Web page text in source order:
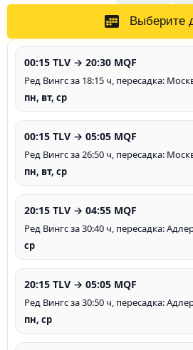
Выберите
00:15 TLV → 20:30 MQF
Ред Вингс за 18:15 ч, пересадка:
пн, вт, ср
00:15 TLV → 05:05 MQF
Ред Вингс за 26:50 ч, пересадка:
пн, вт, ср
20:15 TLV → 04:55 MQF
Ред Вингс за 30:40 ч, пересадка:
ср
20:15 TLV → 05:05 MQF
Ред Вингс за 30:50 ч, пересадка:
пн, ср